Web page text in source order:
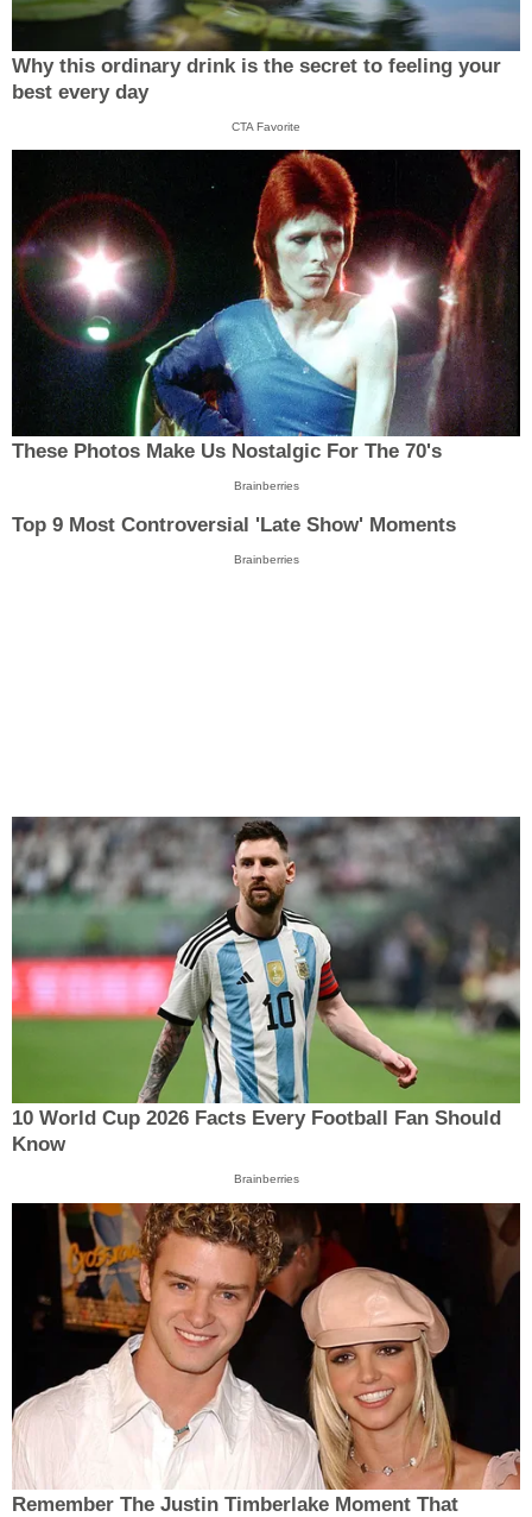
Why this ordinary drink is the secret to feeling your
best every day
CTA Favorite
These Photos Make Us Nostalgic For The 70's
Brainberries
Top 9 Most Controversial 'Late Show' Moments
Brainberries
10 World Cup 2026 Facts Every Football Fan Should
Know
Brainberries
Remember The Justin Timberlake Moment That